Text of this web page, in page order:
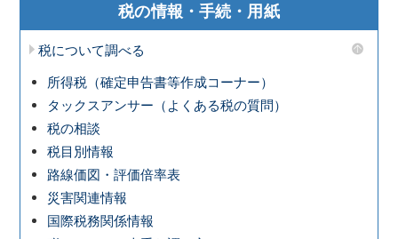
税の情報・手続・用紙
税について調べる
所得税（確定申告書等作成コーナー）
タックスアンサー（よくある税の質問）
税の相談
税目別情報
路線価図・評価倍率表
災害関連情報
国際税務関係情報